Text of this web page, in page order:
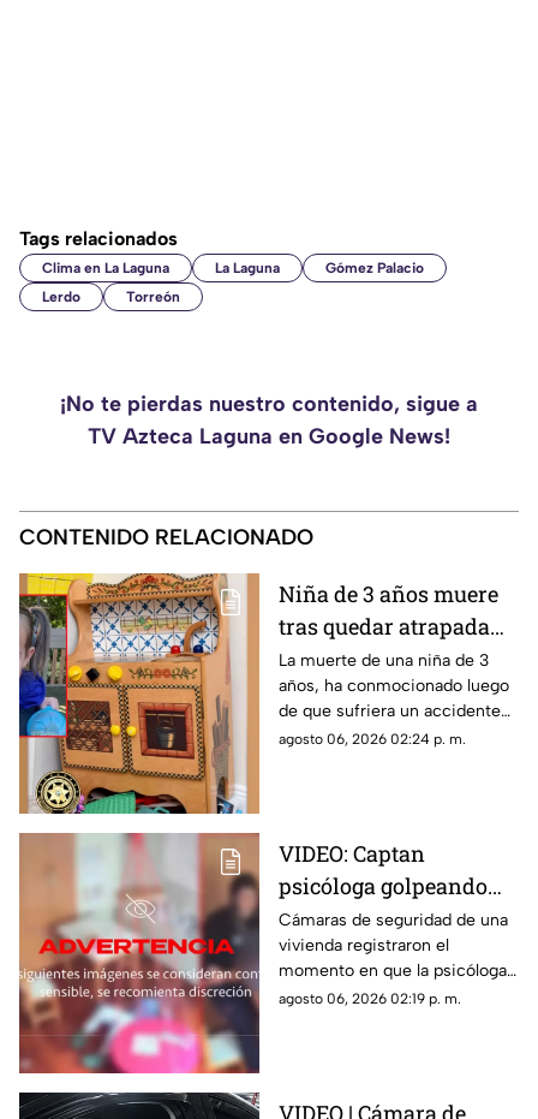
Tags relacionados
Clima en La Laguna La Laguna
Gómez Palacio
Lerdo
Torreón
¡No te pierdas nuestro contenido, sigue a
TV Azteca Laguna en Google News!
CONTENIDO RELACIONADO
Niña de 3 años muere
tras quedar atrapada
en cocina de juguete
La muerte de una niña de 3
años, ha conmocionado luego
de que sufriera un accidente
doméstico con una cocina de
agosto 06, 2026 02:24 p. m.
VIDEO: Captan
psicóloga golpeando
brutalmente a niño
INDEFENSO con
autismo y epilepsia
Cámaras de seguridad de una
vivienda registraron el
momento en que la psicóloga
agredió físicamente a un niño
agosto 06, 2026 02:19 p. m.
VIDEO | Cámara de